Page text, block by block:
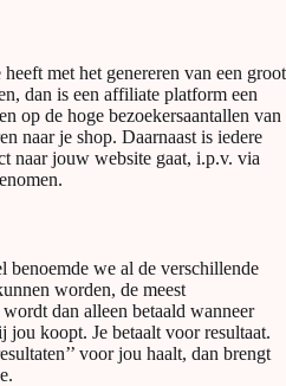
met het genereren van een groot
dan is een affiliate platform een
op de hoge bezoekersaantallen van
naar je shop. Daarnaast is iedere
naar jouw website gaat, i.p.v. via
benoemde we al de verschillende
worden, de meest
dan alleen betaald wanneer
koopt. Je betaalt voor resultaat.
voor jou haalt, dan brengt